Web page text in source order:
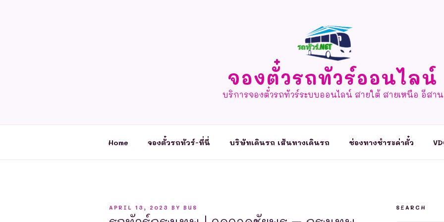
จองตั๋วรถทัวร์ออนไลน์
บริการจองตั๋วรถทัวร์ระบบออนไลน์ สายใต้ สายเหนือ อีสาน
Home จองตั๋วรถทัวร์-ที่นี่ บริษัทเดินรถ เส้นทางเดินรถ ช่องทางชำระค่าตั๋ว
POSTED
APRIL 13, 2023 BY BUS SEARCH